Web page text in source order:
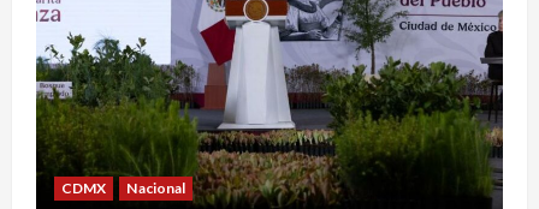
CDMX Nacional